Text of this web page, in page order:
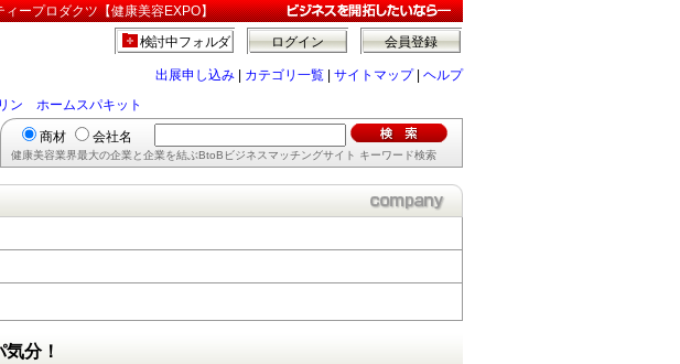
ープロダクツ【健康美容EXPO】
会員登録
ログイン
検討中フォルダ
出展申し込み カテゴリ一覧 サイトマップ| ヘルプ
ン ホームスパキット
商材 会社名
健康美容業界最大の企業と企業を結ぶBtoBビジネスマッチングサイト キーワード検索
分！